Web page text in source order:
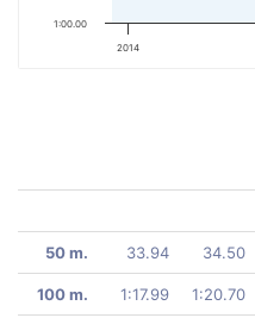
2014
1:00.00
50 m. 33.94 34.50
100 m. 1:17.99 1:20.70